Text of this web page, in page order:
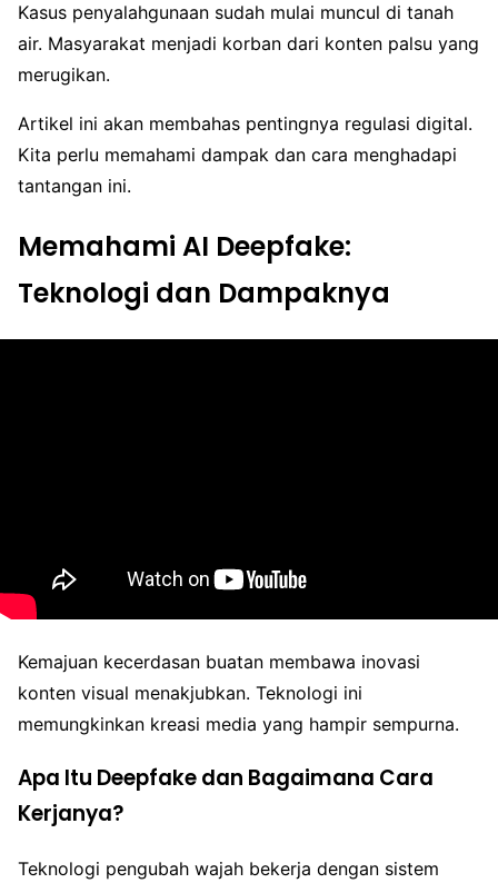
Kasus penyalahgunaan sudah mulai muncul di tanah
air. Masyarakat menjadi korban dari konten palsu yang
merugikan.
Artikel ini akan membahas pentingnya regulasi digital.
Kita perlu memahami dampak dan cara menghadapi
tantangan ini.
Memahami AI Deepfake:
Teknologi dan Dampaknya
Kemajuan kecerdasan buatan membawa inovasi
konten visual menakjubkan. Teknologi ini
memungkinkan kreasi media yang hampir sempurna.
Apa Itu Deepfake dan Bagaimana Cara
Kerjanya?
Teknologi pengubah wajah bekerja dengan sistem